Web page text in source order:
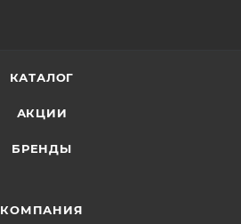
КАТАЛОГ
АКЦИИ
БРЕНДЫ
КОМПАНИЯ